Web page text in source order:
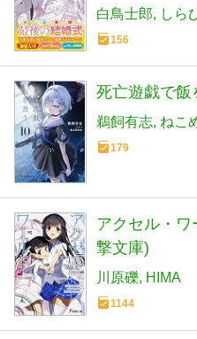
白鳥士郎 しら
156
死亡遊戯で飯
鵜飼有志 ねこ
179
アクセル・ワ
撃文庫)
川原礫 HIMA
1144